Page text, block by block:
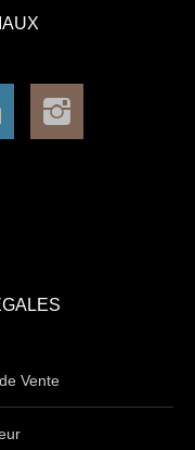
Vente